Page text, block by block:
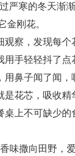
严寒的冬天渐
金刚花。
察，发现每
手轻轻抖了
鼻子闻了闻
花芯，吸收
上不可缺少
味撒向田野，